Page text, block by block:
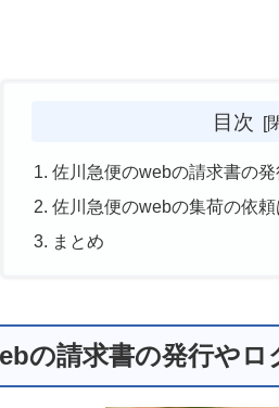
目次
佐川急便のwebの請求書の
佐川急便のwebの集荷の依頼
まとめ
の請求書の発行やロ